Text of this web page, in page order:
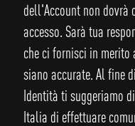
dell'Account non dovrà
accesso. Sarà tua
che ci fornisci in
siano accurate. Al fine
Identità ti suggeriamo
Italia di effettuare